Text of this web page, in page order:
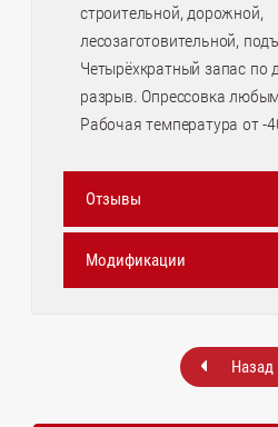
строительной, дорожной,
лесозаготовительной,
Четырёхкратный запас по
разрыв. Опрессовка
Рабочая температура от -
Отзывы
Модификации
Назад